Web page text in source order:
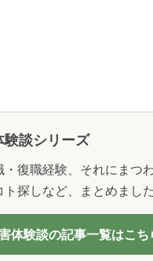
験談シリーズ
・復職経験、それにまつ
探しなど、まとめました
体験談の記事一覧はこち